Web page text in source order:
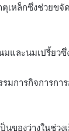
เหล็กซึ่งช่วยขจั
และนมเปรี้ยว
มการกิจการกา
นของว่างในช่ว